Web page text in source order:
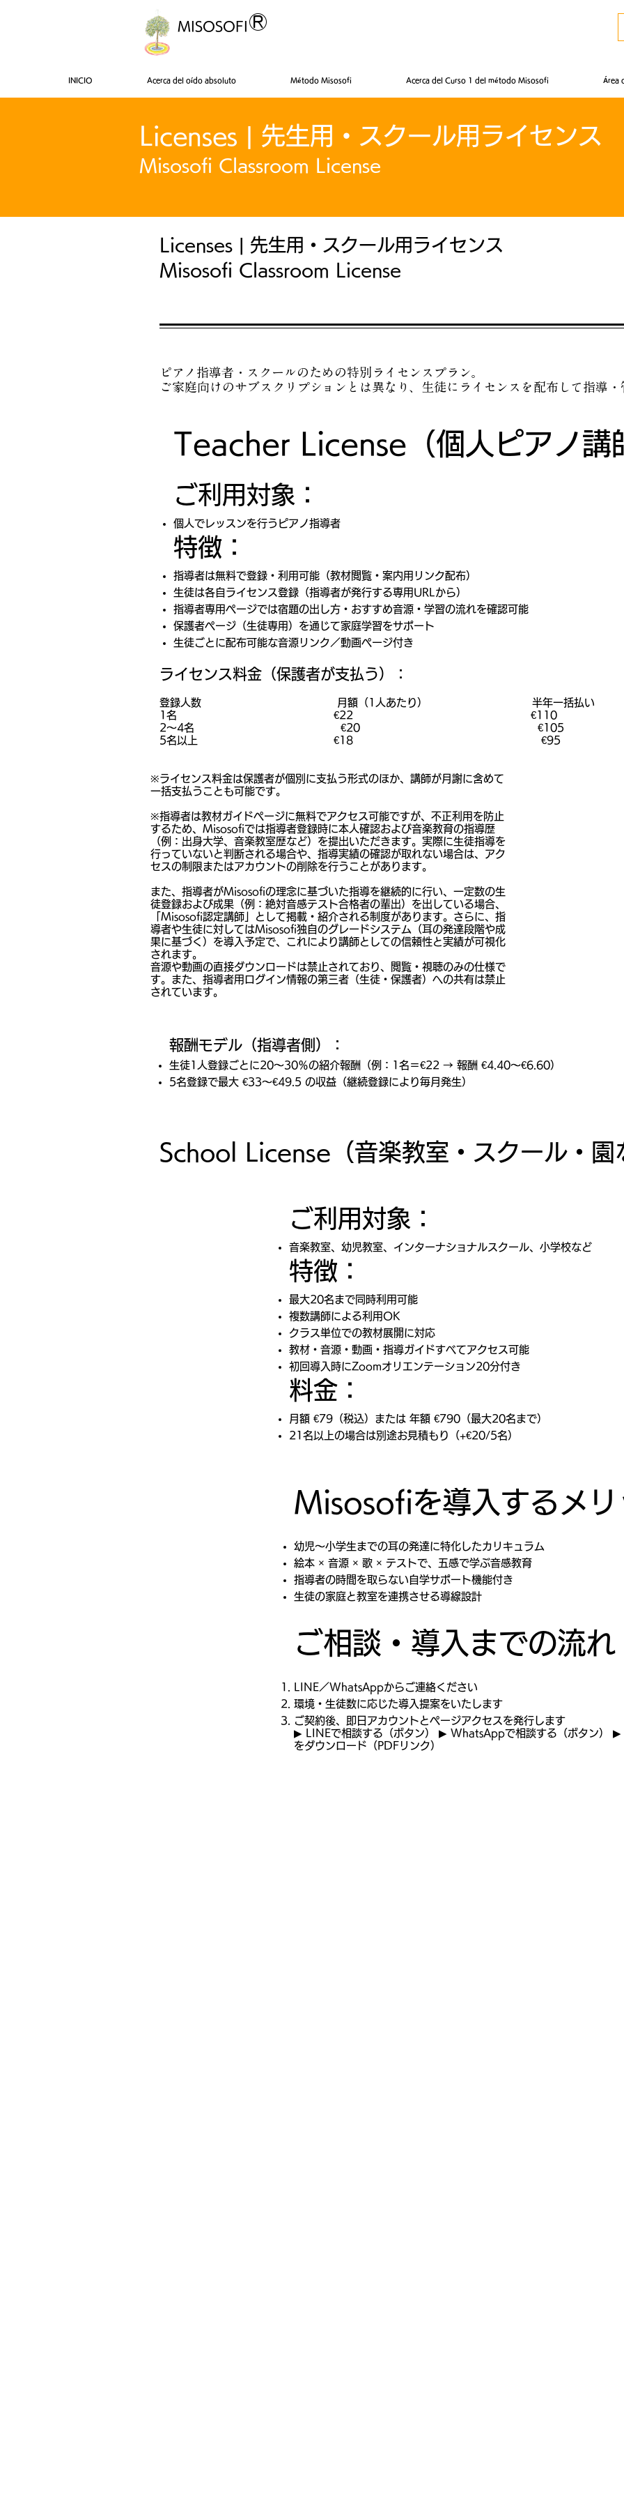
MISOSOFI ®
INICIO Acerca del oído absoluto Método Misosofi Acerca del Curso 1 del método Misosofi Área
Licenses | 先生用・スクール用ライセンス
Misosofi Classroom License
Licenses | 先生用・スクール用ライセンス
Misosofi Classroom License
ピアノ指導者・スクールのための特別ライセンスプラン。
ご家庭向けのサブスクリプションとは異なり、生徒にライセンスを配布して指導
Teacher License（個人ピアノ講
ご利用対象：
個人でレッスンを行うピアノ指導者
特徴：
指導者は無料で登録・利用可能（教材閲覧・案内用リンク配布）
生徒は各自ライセンス登録（指導者が発行する専用URLから）
指導者専用ページでは宿題の出し方・おすすめ音源・学習の流れを確認可能
保護者ページ（生徒専用）を通じて家庭学習をサポート
生徒ごとに配布可能な音源リンク／動画ページ付き
ライセンス料金（保護者が支払う）：
登録人数 月額（1人あたり） 半年一括払い
1名 €22 €110
2〜4名 €20 €105
5名以上 €18 €95
※ライセンス料金は保護者が個別に支払う形式のほか、講師が月謝に含めて
一括支払うことも可能です。
※指導者は教材ガイドページに無料でアクセス可能ですが、不正利用を防止
するため、Misosofiでは指導者登録時に本人確認および音楽教育の指導歴
（例：出身大学、音楽教室歴など）を提出いただきます。実際に生徒指導を
行っていないと判断される場合や、指導実績の確認が取れない場合は、アク
セスの制限またはアカウントの削除を行うことがあります。
また、指導者がMisosofiの理念に基づいた指導を継続的に行い、一定数の生
徒登録および成果（例：絶対音感テスト合格者の輩出）を出している場合、
「Misosofi認定講師」として掲載・紹介される制度があります。さらに、指
導者や生徒に対してはMisosofi独自のグレードシステム（耳の発達段階や成
果に基づく）を導入予定で、これにより講師としての信頼性と実績が可視化
されます。
音源や動画の直接ダウンロードは禁止されており、閲覧・視聴のみの仕様で
す。また、指導者用ログイン情報の第三者（生徒・保護者）への共有は禁止
されています。
報酬モデル（指導者側）：
生徒1人登録ごとに20〜30％の紹介報酬（例：1名＝€22 → 報酬 €4.40〜€6.60）
5名登録で最大 €33〜€49.5 の収益（継続登録により毎月発生）
School License（音楽教室・スクール・園
ご利用対象：
音楽教室、幼児教室、インターナショナルスクール、小学校など
特徴：
最大20名まで同時利用可能
複数講師による利用OK
クラス単位での教材展開に対応
教材・音源・動画・指導ガイドすべてアクセス可能
初回導入時にZoomオリエンテーション20分付き
料金：
月額 €79（税込）または 年額 €790（最大20名まで）
21名以上の場合は別途お見積もり（+€20/5名）
Misosofiを導入するメリ
幼児〜小学生までの耳の発達に特化したカリキュラム
絵本 × 音源 × 歌 × テストで、五感で学ぶ音感教育
指導者の時間を取らない自学サポート機能付き
生徒の家庭と教室を連携させる導線設計
ご相談・導入までの流れ
LINE／WhatsAppからご連絡ください
環境・生徒数に応じた導入提案をいたします
ご契約後、即日アカウントとページアクセスを発行します
▶ LINEで相談する（ボタン） ▶ WhatsAppで相談する（ボタン） ▶
をダウンロード（PDFリンク）